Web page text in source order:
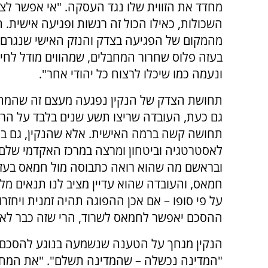
מחדד את הזווית שלו נגד העסקה. "אי אפשר
השכולות, כאילו הכול זה רגשות ופגיעה
מהמקום של הפגיעה בצדק והנזק האישי
בעזה פלוס שחרור המחבלים, שמהווים מודל
ונעמה כמו שיכלו לרצוח כל יהודי אחר".
תחושת הצדק של הנקין נפגעה מעצם זה
גם כעת, העובדה שריצו תשע שנים בלבד על
תחושה קשה ברמה האישית. אלא שהנקין, גם
לאסטרטגיה וביטחון ומרצה במרכז האקדמי
ובראשם מה שהוא רואה כתבוסה מול חמאס
חמאס, והעובדה שהוא עדיין מציב לנו תנאים
על פי סופו – אם אכן ההפוגה תהיה זמנית
ההסכם יאפשר לחמאס לשרוד, הרי שזה כבר
הנקין מגחך על הטענה שנשמעה בנוגע
"המדינה נכשלה – שהמדינה תשלם". "את